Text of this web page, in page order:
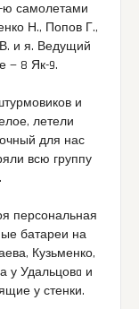
ю самолетами
Н., Попов Г.,
и я. Ведущий
— 8 Як-9.
и
летели
для нас
всю группу
персональная
батареи на
Кузьменко,
у Удальцовa и
у стенки.